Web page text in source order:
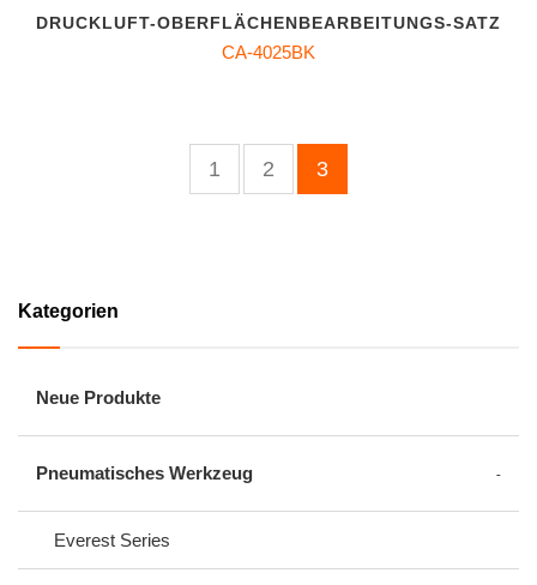
Kategorien
Neue Produkte
Pneumatisches Werkzeug
Everest Series
DRUCKLUFT-OBERFLÄCHENBEARBEITUNGS-SATZ
CA-4025BK
1 2 3